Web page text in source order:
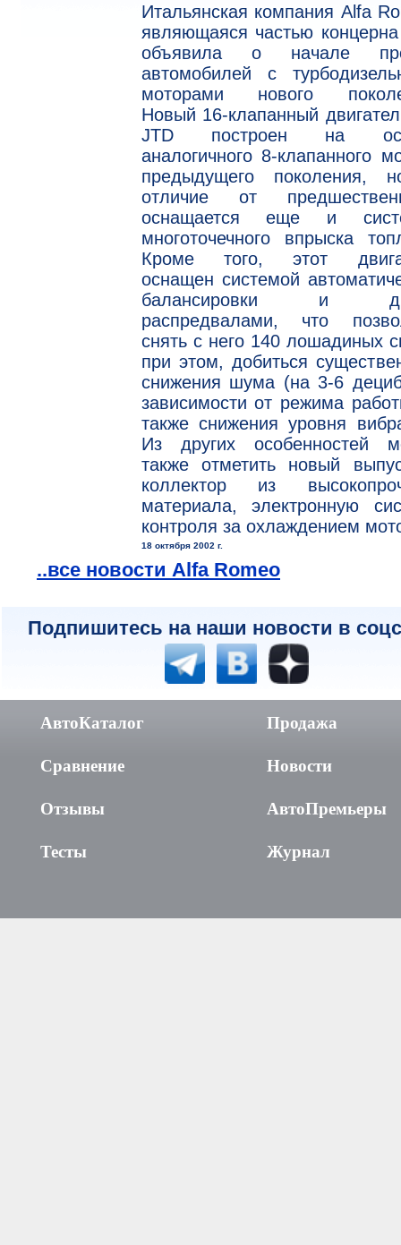
Итальянская компания Alfa
являющаяся частью
объявила о начале
автомобилей с
моторами нового
Новый 16-клапанный
JTD построен на
аналогичного 8-клапанного
предыдущего поколения,
отличие от
оснащается еще и
многоточечного впрыска
Кроме того, этот
оснащен системой
балансировки и
распредвалами, что
снять с него 140 лошадиных
при этом, добиться
снижения шума (на 3-6
зависимости от режима
также снижения уровня
Из других особенностей
также отметить новый
коллектор из
материала, электронную
контроля за охлаждением
18 октября 2002 г.
..все новости Alfa Romeo
Подпишитесь на наши новости в
АвтоКаталог
Сравнение
Отзывы
Тесты
Продажа
Новости
АвтоПремьеры
Журнал